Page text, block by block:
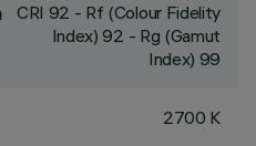
CRI 92 - Rf (Colour Fidelity
Index) 92 - Rg (Gamut
Index) 99
2700 K